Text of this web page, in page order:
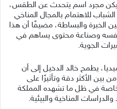
مجرد اسم يتحدث عن الطقس،
للاهتمام بالمجال المناخي
الخبرة والبساطة، مضيفًا أن هذا
نفسه وصناعة محتوى يساهم في
الجوية.
يطمح خالد الدخيل إلى أن
بين الأكثر دقة وتأثيرًا على
في ظل ما تشهده المملكة
المناخية والبيئية.